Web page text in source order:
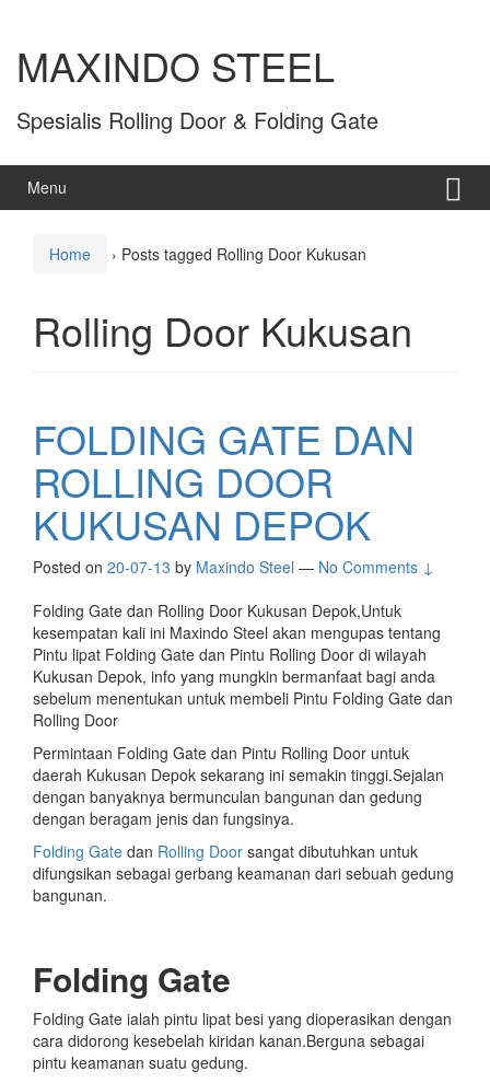
MAXINDO STEEL
Spesialis Rolling Door & Folding Gate
Menu
Home › Posts tagged Rolling Door Kukusan
Rolling Door Kukusan
FOLDING GATE DAN
ROLLING DOOR
KUKUSAN DEPOK
Posted on 20-07-13 by Maxindo Steel — No Comments ↓
Folding Gate dan Rolling Door Kukusan Depok,Untuk
kesempatan kali ini Maxindo Steel akan mengupas tentang
Pintu lipat Folding Gate dan Pintu Rolling Door di wilayah
Kukusan Depok, info yang mungkin bermanfaat bagi anda
sebelum menentukan untuk membeli Pintu Folding Gate dan
Rolling Door
Permintaan Folding Gate dan Pintu Rolling Door untuk
daerah Kukusan Depok sekarang ini semakin tinggi.Sejalan
dengan banyaknya bermunculan bangunan dan gedung
dengan beragam jenis dan fungsinya.
Folding Gate dan Rolling Door sangat dibutuhkan untuk
difungsikan sebagai gerbang keamanan dari sebuah gedung
bangunan.
Folding Gate
Folding Gate ialah pintu lipat besi yang dioperasikan dengan
cara didorong kesebelah kiridan kanan.Berguna sebagai
pintu keamanan suatu gedung.